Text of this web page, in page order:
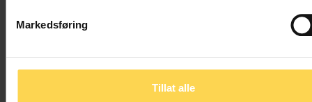
Markedsføring
Tillat alle
Forvaltnings- og kommunalrett og
Stats-, statsforfatnings- og